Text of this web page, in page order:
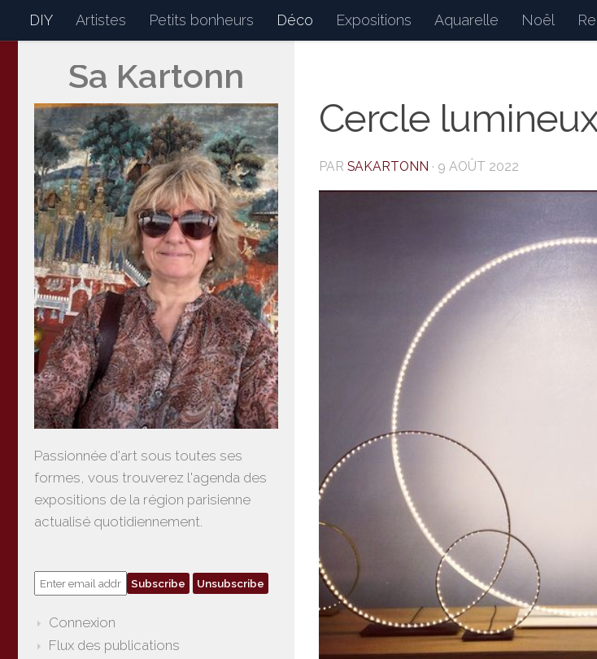
Skip to content
DIY Artistes Petits bonheurs Déco Expositions Aquarelle Noël
SakartonnMon petit journal de bord : petits bonheurs du quotidien,
Cercle
PAR SAKARTONN · 9 AOÛT 2022
Sa Kartonn
Passionnée d'art sous toutes ses
formes, vous trouverez l'agenda des
expositions de la région parisienne
actualisé quotidiennement.
Connexion
Flux des publications